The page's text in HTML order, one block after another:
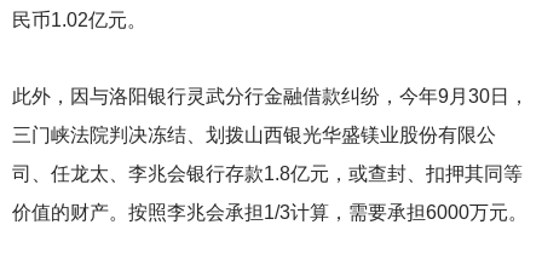
民币1.02亿元。
此外，因与洛阳银行灵武分行金融借款纠纷，今年9月30日，
三门峡法院判决冻结、划拨山西银光华盛镁业股份有限公
司、任龙太、李兆会银行存款1.8亿元，或查封、扣押其同等
价值的财产。按照李兆会承担1/3计算，需要承担6000万元。